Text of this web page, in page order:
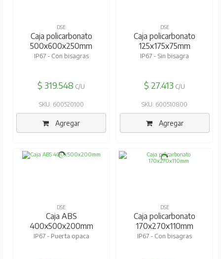
DSE
Caja policarbonato
500x600x250mm
IP67 - Con bisagras
$ 319.548 C/U
SKU: 600520100
Agregar
DSE
Caja policarbonato
125x175x75mm
IP67 - Sin bisagra
$ 27.413 C/U
SKU: 600510800
Agregar
DSE
Caja ABS
400x500x200mm
IP67 - Puerta opaca
DSE
Caja policarbonato
170x270x110mm
IP67 - Con bisagras